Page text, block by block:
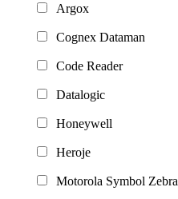
Argox
Cognex Dataman
Code Reader
Datalogic
Honeywell
Heroje
Motorola Symbol Zebra